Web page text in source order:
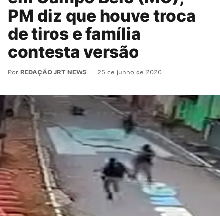
PM diz que houve troca
de tiros e família
contesta versão
Por REDAÇÃO JRT NEWS — 25 de junho de 2026